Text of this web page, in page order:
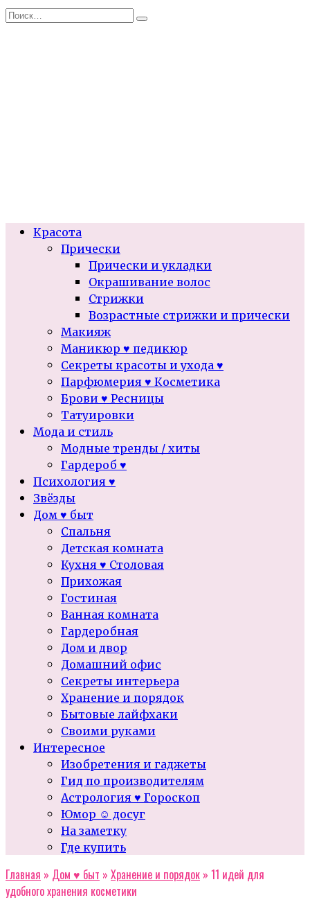
Перейти
Search
Красота
Прически
Прически и укладки
Окрашивание волос
Стрижки
Возрастные стрижки и прически
Макияж
Маникюр ♥ педикюр
Секреты красоты и ухода ♥
Парфюмерия ♥ Косметика
Брови ♥ Ресницы
Татуировки
Мода и стиль
Модные тренды / хиты
Гардероб ♥
Психология ♥
Звёзды
Дом ♥ быт
Спальня
Детская комната
Кухня ♥ Столовая
Прихожая
Гостиная
Ванная комната
Гардеробная
Дом и двор
Домашний офис
Секреты интерьера
Хранение и порядок
Бытовые лайфхаки
Своими руками
Интересное
Изобретения и гаджеты
Гид по производителям
Астрология ♥ Гороскоп
Юмор ☺ досуг
На заметку
Где купить
Главная » Дом ♥ быт » Хранение и порядок » 11 идей для
удобного хранения косметики